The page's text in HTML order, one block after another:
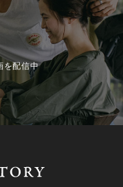
を配信中